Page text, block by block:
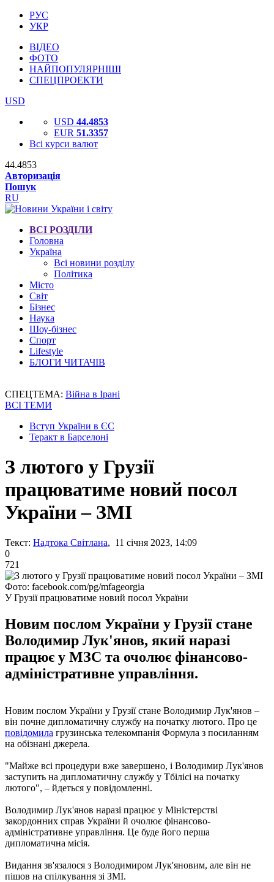
РУС
УКР
ВІДЕО
ФОТО
НАЙПОПУЛЯРНІШІ
СПЕЦПРОЕКТИ
USD
USD 44.4853
EUR 51.3357
Всі курси валют
44.4853
Авторизація
Пошук
RU
ВСІ РОЗДІЛИ
Головна
Україна
Всі новини розділу
Політика
Місто
Світ
Бізнес
Наука
Шоу-бізнес
Спорт
Lifestyle
БЛОГИ ЧИТАЧІВ
СПЕЦТЕМА: Війна в Ірані
ВСІ ТЕМИ
Вступ України в ЄС
Теракт в Барселоні
З лютого у Грузії
працюватиме новий посол
України – ЗМІ
Текст: Надтока Світлана, 11 січня 2023, 14:09
0
721
Фото: facebook.com/pg/mfageorgia
У Грузії працюватиме новий посол України
Новим послом України у Грузії стане
Володимир Лук'янов, який наразі
працює у МЗС та очолює фінансово-
адміністративне управління.
Новим послом України у Грузії стане Володимир Лук'янов –
він почне дипломатичну службу на початку лютого. Про це
повідомила грузинська телекомпанія Формула з посиланням
на обізнані джерела.
"Майже всі процедури вже завершено, і Володимир Лук'янов
заступить на дипломатичну службу у Тбілісі на початку
лютого", – йдеться у повідомленні.
Володимир Лук'янов наразі працює у Міністерстві
закордонних справ України й очолює фінансово-
адміністративне управління. Це буде його перша
дипломатична місія.
Видання зв'язалося з Володимиром Лук'яновим, але він не
пішов на спілкування зі ЗМІ.